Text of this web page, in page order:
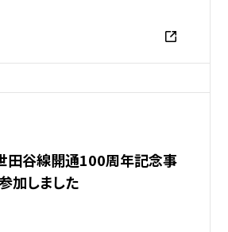
田谷線開通100周年記念事
加しました